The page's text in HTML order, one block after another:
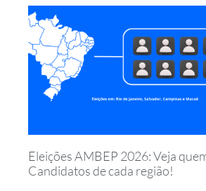
Eleições AMBEP 2026: Veja
Candidatos de cada região!